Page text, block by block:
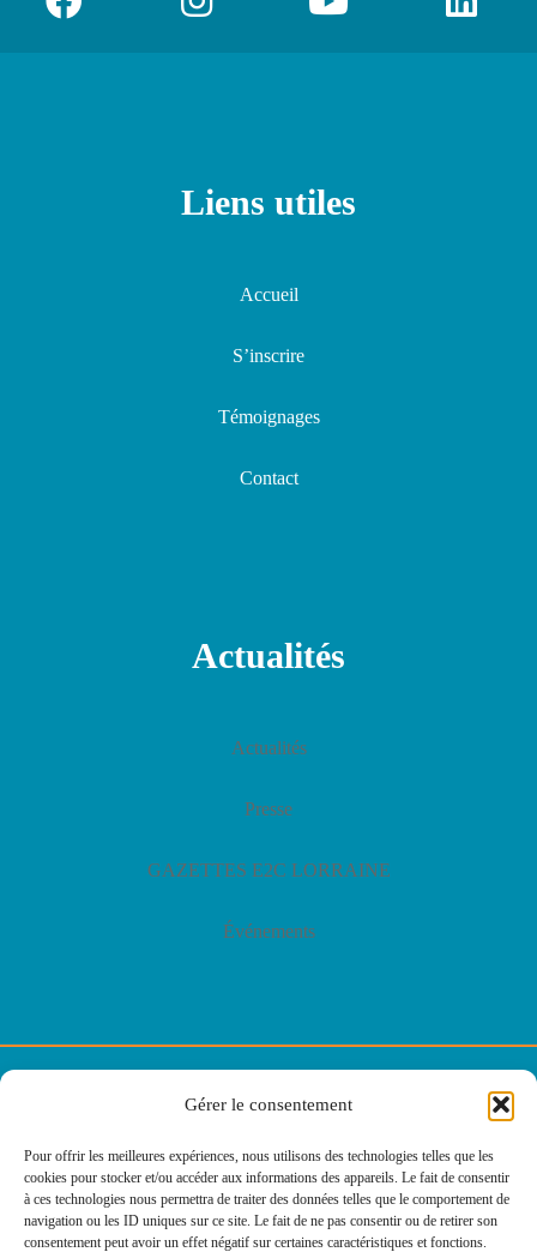
Gérer le consentement
Pour offrir les meilleures expériences, nous utilisons des technologies telles que les
cookies pour stocker et/ou accéder aux informations des appareils. Le fait de consentir
à ces technologies nous permettra de traiter des données telles que le comportement de
navigation ou les ID uniques sur ce site. Le fait de ne pas consentir ou de retirer son
consentement peut avoir un effet négatif sur certaines caractéristiques et fonctions.
Liens utiles
Accueil
S’inscrire
Témoignages
Contact
Actualités
Actualités
Presse
GAZETTES E2C LORRAINE
Événements
© E2C Lorraine
Politique des cookies